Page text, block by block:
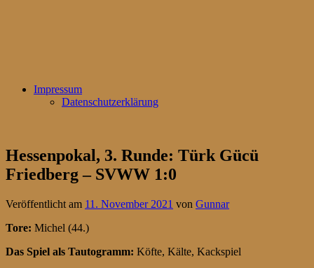
Impressum
Datenschutzerklärung
Hessenpokal, 3. Runde: Türk Gücü
Friedberg – SVWW 1:0
Veröffentlicht am 11. November 2021 von Gunnar
Tore: Michel (44.)
Das Spiel als Tautogramm: Köfte, Kälte, Kackspiel